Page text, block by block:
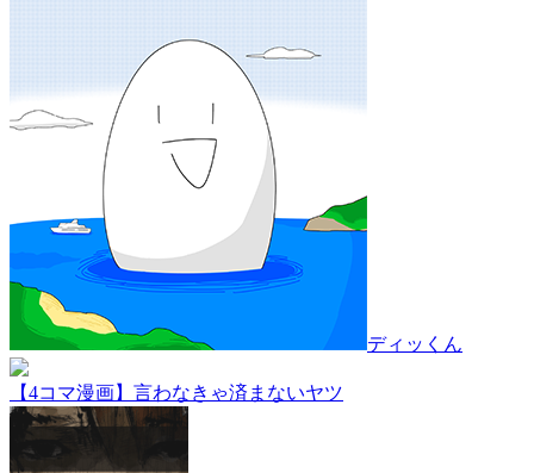
ディッくん
【4コマ漫画】言わなきゃ済まないヤツ